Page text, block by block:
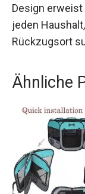
Design
jeden
Rückzugsort
Ähnliche